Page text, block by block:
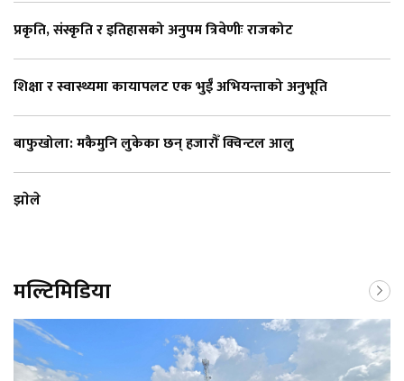
प्रकृति, संस्कृति र इतिहासको अनुपम त्रिवेणीः राजकोट
शिक्षा र स्वास्थ्यमा कायापलट एक भुईँ अभियन्ताको अनुभूति
बाफुखोला: मकैमुनि लुकेका छन् हजारौँ क्विन्टल आलु
झाेले
मल्टिमिडिया